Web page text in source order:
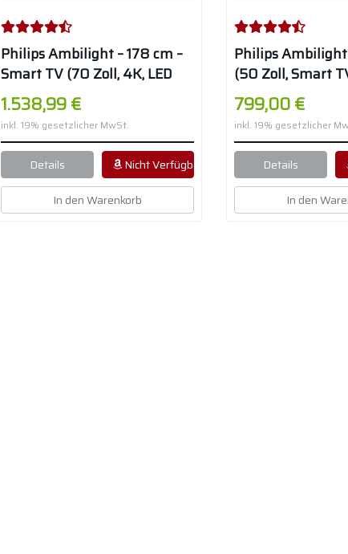
Philips Ambilight – 178 cm –
Smart TV (70 Zoll, 4K, LED
TV, HDR 10+, Android TV,
Dolby Atmos) – Hellsilber
1.538,99 €
inkl. 19% gesetzlicher MwSt.
Details
Nicht Verfügbar
In den Warenkorb
Philips Ambilight
(50 Zoll, Smart
TV, HDR 10+,
Dolby Atmos) –
799,00 €
inkl. 19% gesetzlicher
Details
In den